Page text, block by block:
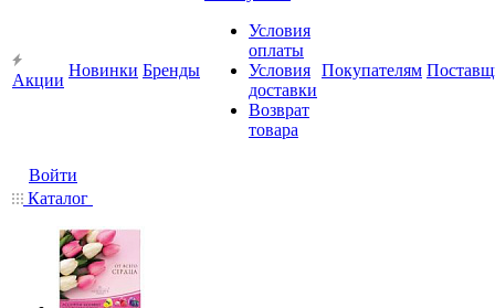
Акции
Новинки Бренды
Условия
оплаты
Условия
доставки
Возврат
товара
Покупателям
Войти
Каталог